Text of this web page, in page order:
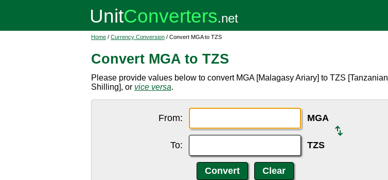
Home / Currency Conversion / Convert MGA to TZS
Convert MGA to TZS
Please provide values below to convert MGA [Malagasy Ariary] to TZS [Tanzanian
Shilling], or vice versa.
From: MGA
To: TZS